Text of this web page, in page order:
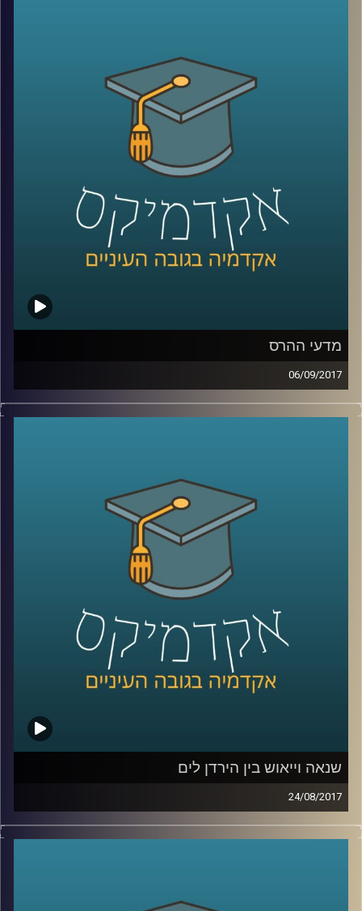
ושאול שי, על מלחמת הגושים המתנהלת
במזרח התיכון.
AudioVersity
מדעי ההרס
06/09/2017
כשרוחות מלחמה מנשבות מכיוון צפון קוריאה
המציאות דרך תאוריה מסודרת ומסביר למה
אילוצי ההיסטוריה חזקים אפילו יותר מטראמפ,
פוטין וקים ג'ונג און
AudioVersity
שנאה וייאוש בין הירדן לים
24/08/2017
מעבר להבטחות היסטוריות, לאמונה בצדקת
מעורב בעיקר רגש והרבה מאוד רגש. פרופסור